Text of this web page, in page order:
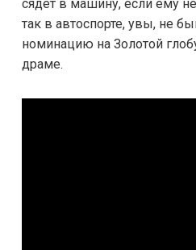
сядет в машину, если ему
так в автоспорте, увы, не
номинацию на Золотой
драме.